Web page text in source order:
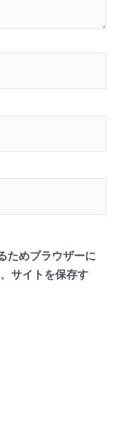
ためブラウザーに
サイトを保存す